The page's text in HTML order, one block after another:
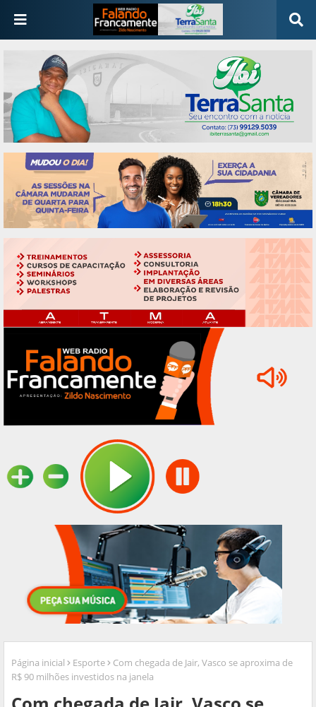
Página inicial Esporte
Com chegada de Jair, Vasco se aproxima de
R$ 90 milhões investidos na janela